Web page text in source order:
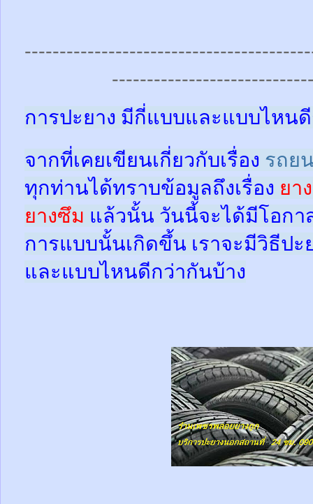
การปะยาง มีกี่แบบและแบบไหน
จากที่เคยเขียนเกี่ยวกับเรื่อง รถย
ทุกท่านได้ทราบข้อมูลถึงเรื่อง ยา
ยางซึม แล้วนั้น วันนี้จะได้มีโอกา
การแบบนั้นเกิดขึ้น เราจะมีวิธีปะ
และแบบไหนดีกว่ากันบ้าง